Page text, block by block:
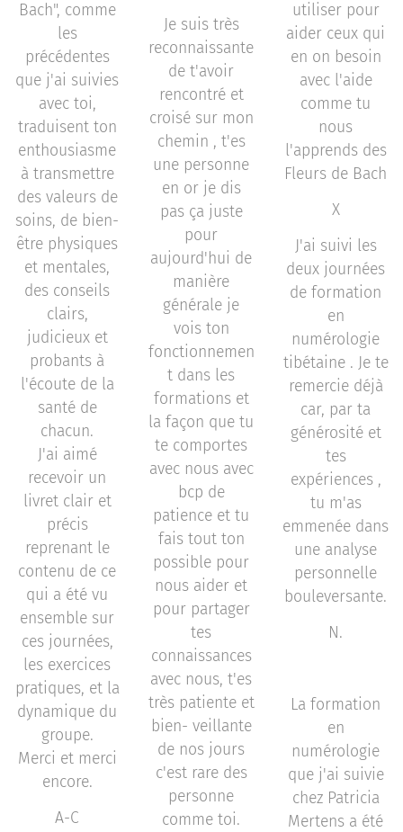
Bach", comme
les
précédentes
que j'ai suivies
avec toi,
traduisent ton
enthousiasme
à transmettre
des valeurs de
soins, de bien-
être physiques
et mentales,
des conseils
clairs,
judicieux et
probants à
l'écoute de la
santé de
chacun.
J'ai aimé
recevoir un
livret clair et
précis
reprenant le
contenu de ce
qui a été vu
ensemble sur
ces journées,
les exercices
pratiques, et la
dynamique du
groupe.
Merci et merci
encore.
A-C
Je suis très
reconnaissante
de t'avoir
rencontré et
croisé sur mon
chemin , t'es
une personne
en or je dis
pas ça juste
pour
aujourd'hui de
manière
générale je
vois ton
fonctionnemen
t dans les
formations et
la façon que tu
te comportes
avec nous avec
bcp de
patience et tu
fais tout ton
possible pour
nous aider et
pour partager
tes
connaissances
avec nous, t'es
très patiente et
bien- veillante
de nos jours
c'est rare des
personne
comme toi.
utiliser pour
aider ceux qui
en on besoin
avec l'aide
comme tu
nous
l'apprends des
Fleurs de Bach
X
J'ai suivi les
deux journées
de formation
en
numérologie
tibétaine . Je te
remercie déjà
car, par ta
générosité et
tes
expériences ,
tu m'as
emmenée dans
une analyse
personnelle
bouleversante.
N.
La formation
en
numérologie
que j'ai suivie
chez Patricia
Mertens a été